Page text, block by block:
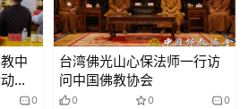
中
专
0
台湾佛光山心保法师一行访
问中国佛教协会
0 0 0